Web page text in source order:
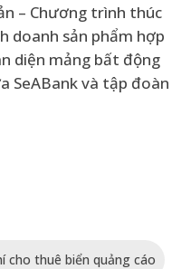
– Chương trình thúc
doanh sản phẩm hợp
diện mảng bất động
SeABank và tập đoàn
cho thuê biển quảng cáo